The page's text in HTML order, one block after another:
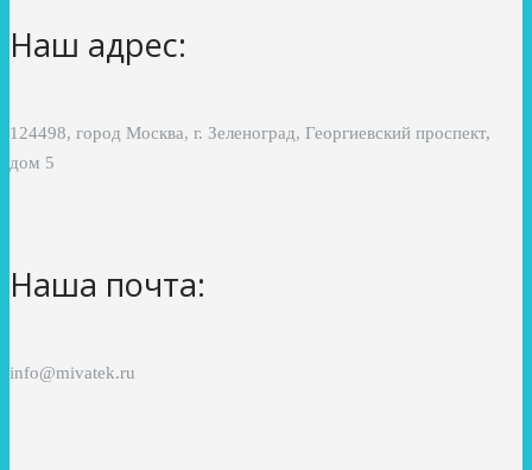
Наш адрес:
124498, город Москва, г. Зеленоград, Георгиевский проспект,
дом 5
Наша почта:
info@mivatek.ru